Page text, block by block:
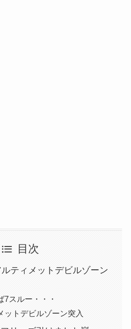
目次
ティメットデビルゾーン
7スルー・・・
ットデビルゾーン突入